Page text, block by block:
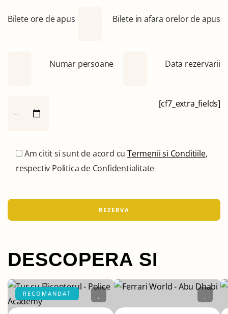
Bilete ore de apus Bilete in afara orelor de apus
Numar persoane Data rezervarii
[cf7_extra_fields]
Am citit si sunt de acord cuTermenii si Conditiile,
respectiv Politica de Confidentialitate
DESCOPERA SI
RECOMANDAT